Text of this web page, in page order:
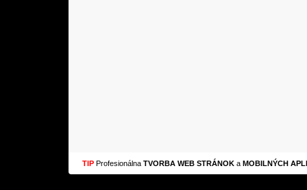
TIP Profesionálna TVORBA WEB STRÁNOK a MOBILNÝCH